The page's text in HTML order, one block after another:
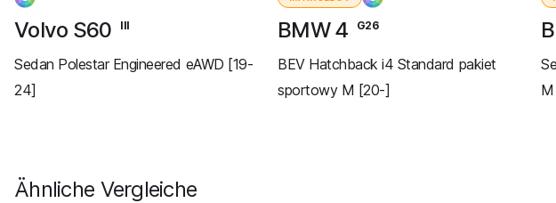
Volvo S60 III
Sedan Polestar Engineered eAWD [19-
24]
BMW 4 G26
BEV Hatchback i4 Standard pakiet
sportowy M [20-]
Ähnliche Vergleiche